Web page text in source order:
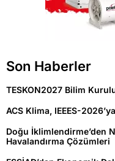
Son Haberler
TESKON2027 Bilim
ACS Klima, IEEES-
Doğu İklimlendirme’den
Havalandırma Çözümleri